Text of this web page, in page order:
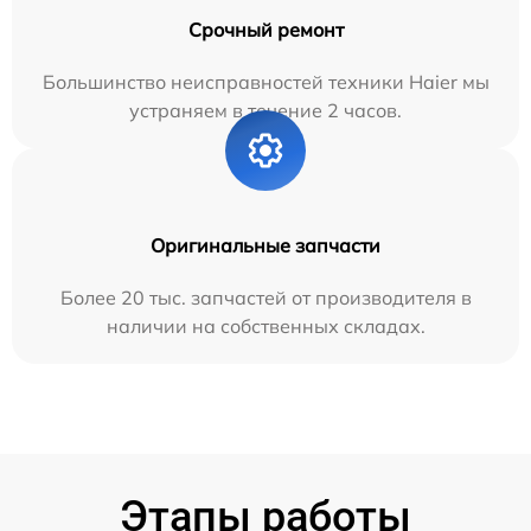
Срочный ремонт
Большинство неисправностей техники Haier мы
устраняем в течение 2 часов.
Оригинальные запчасти
Более 20 тыс. запчастей от производителя в
наличии на собственных складах.
Этапы работы